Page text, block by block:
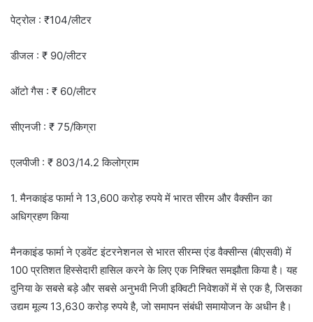
पेट्रोल : ₹104/लीटर
डीजल : ₹ 90/लीटर
ऑटो गैस : ₹ 60/लीटर
सीएनजी : ₹ 75/किग्रा
एलपीजी : ₹ 803/14.2 किलोग्राम
1. मैनकाइंड फार्मा ने 13,600 करोड़ रुपये में भारत सीरम और वैक्सीन का
अधिग्रहण किया
मैनकाइंड फार्मा ने एडवेंट इंटरनेशनल से भारत सीरम्स एंड वैक्सीन्स (बीएसवी) में
100 प्रतिशत हिस्सेदारी हासिल करने के लिए एक निश्चित समझौता किया है। यह
दुनिया के सबसे बड़े और सबसे अनुभवी निजी इक्विटी निवेशकों में से एक है, जिसका
उद्यम मूल्य 13,630 करोड़ रुपये है, जो समापन संबंधी समायोजन के अधीन है।